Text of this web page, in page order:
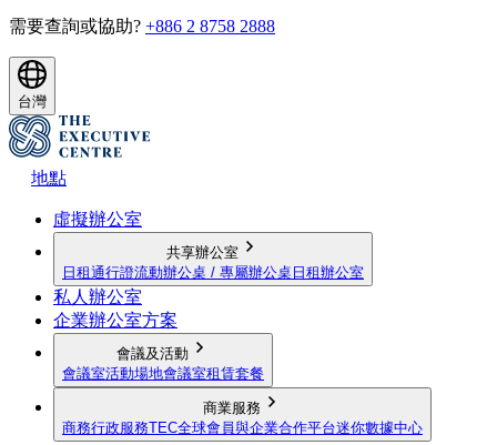
需要查詢或協助? +886 2 8758 2888
台灣
地點
虛擬辦公室
共享辦公室
日租通行證流動辦公桌 / 專屬辦公桌 日租辦公室
私人辦公室
企業辦公室方案
會議及活動
會議室活動場地會議室租賃套餐
商業服務
商務行政服務TEC全球會員與企業合作平台迷你數據中心